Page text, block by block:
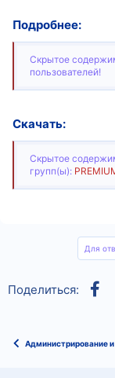
Подробнее:
Скрытое
пользователей!
Скачать:
Скрытое
групп(ы):
Для
Поделиться:
Администрирование